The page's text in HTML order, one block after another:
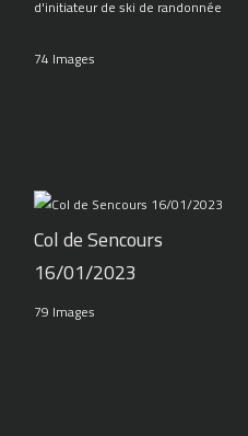
d'initiateur de ski de randonnée
74 Images
Col de Sencours
16/01/2023
79 Images